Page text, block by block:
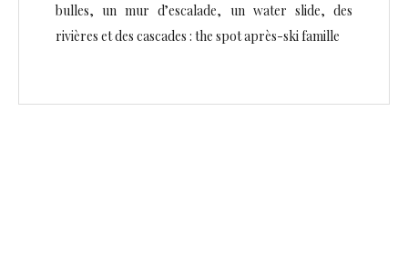
bulles, un mur d’escalade, un water slide, des
rivières et des cascades : the spot après-ski famille